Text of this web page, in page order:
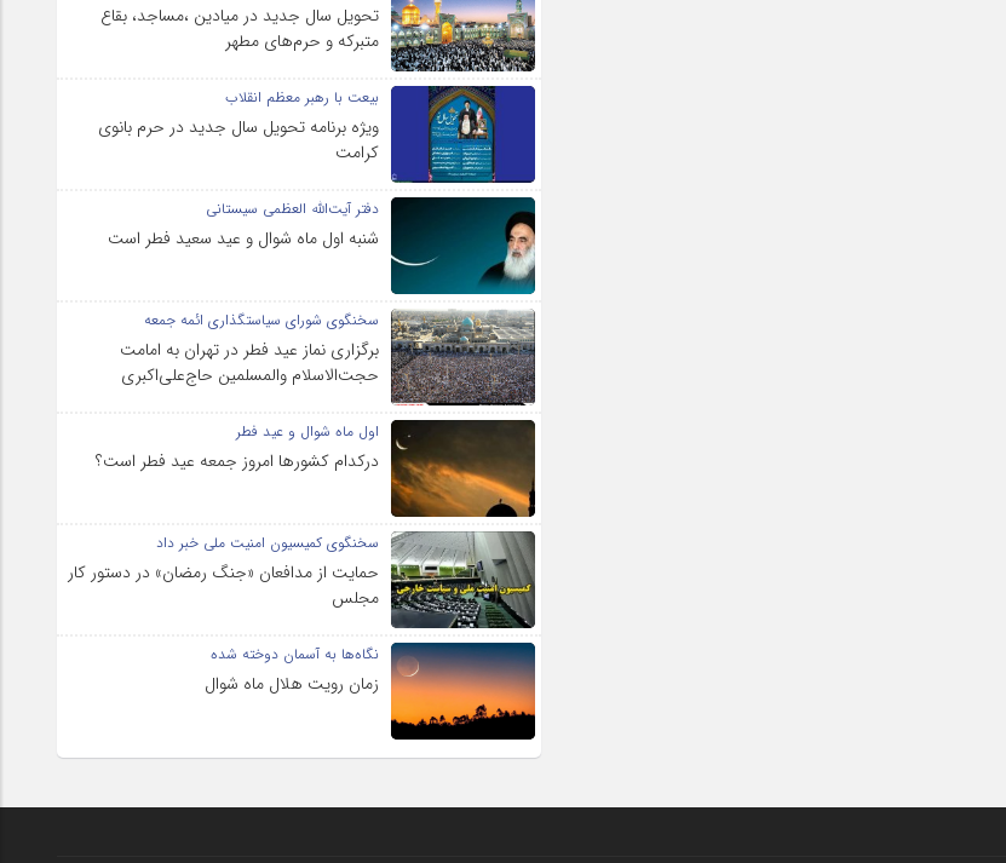
تحویل سال‌ جدید در میادین ،مساجد، بقاع
متبرکه‌ و حرم‌های‌ مطهر
بیعت با رهبر معظم انقلاب
ویژه برنامه تحویل سال جدید در حرم بانوی
کرامت
دفتر آیت‌الله العظمی سیستانی
شنبه اول ماه شوال و عید سعید فطر است
سخنگوی شورای سیاستگذاری ائمه جمعه
برگزاری نماز عید فطر در تهران به امامت
حجت‌الاسلام والمسلمین حاج‌علی‌اکبری
اول ماه شوال و عید فطر
درکدام کشورها امروز جمعه عید فطر است؟
سخنگوی کمیسیون امنیت ملی خبر داد
حمایت از مدافعان «جنگ رمضان» در دستور کار
مجلس
نگاه‌ها به آسمان دوخته شده
زمان رویت هلال ماه شوال